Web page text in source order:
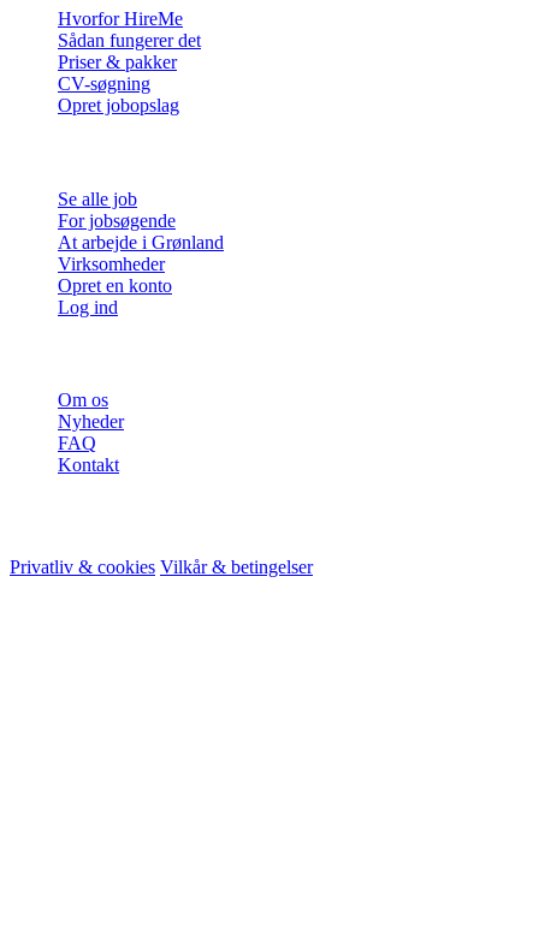
Hvorfor HireMe
Sådan fungerer det
Priser & pakker
CV-søgning
Opret jobopslag
Se alle job
For jobsøgende
At arbejde i Grønland
Virksomheder
Opret en konto
Log ind
Om os
Nyheder
FAQ
Kontakt
Privatliv & cookies Vilkår & betingelser